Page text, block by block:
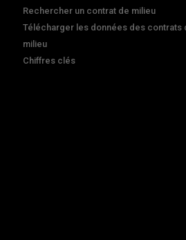
Rechercher un contrat de milieu
Télécharger les données des contrats
milieu
Chiffres clés